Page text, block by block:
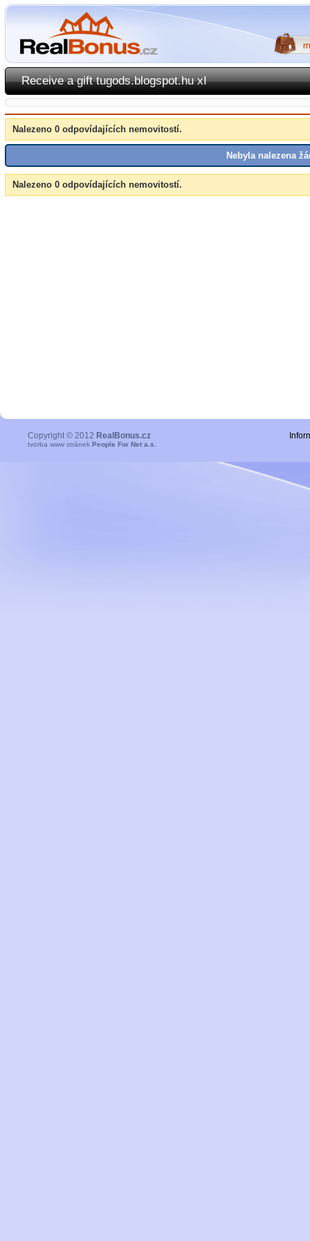
Receive a gift tugods.blogspot.hu xI
Nalezeno 0 odpovídajících nemovitostí.
Nebyla nalezena
Nalezeno 0 odpovídajících nemovitostí.
Copyright © 2012 RealBonus.cz
tvorba www stránek People For Net a.s.